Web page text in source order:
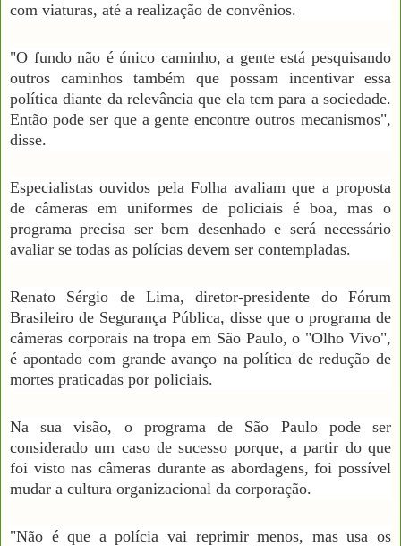
com viaturas, até a realização de convênios.
"O fundo não é único caminho, a gente está pesquisando
outros caminhos também que possam incentivar essa
política diante da relevância que ela tem para a sociedade.
Então pode ser que a gente encontre outros mecanismos",
disse.
Especialistas ouvidos pela Folha avaliam que a proposta
de câmeras em uniformes de policiais é boa, mas o
programa precisa ser bem desenhado e será necessário
avaliar se todas as polícias devem ser contempladas.
Renato Sérgio de Lima, diretor-presidente do Fórum
Brasileiro de Segurança Pública, disse que o programa de
câmeras corporais na tropa em São Paulo, o "Olho Vivo",
é apontado com grande avanço na política de redução de
mortes praticadas por policiais.
Na sua visão, o programa de São Paulo pode ser
considerado um caso de sucesso porque, a partir do que
foi visto nas câmeras durante as abordagens, foi possível
mudar a cultura organizacional da corporação.
"Não é que a polícia vai reprimir menos, mas usa os